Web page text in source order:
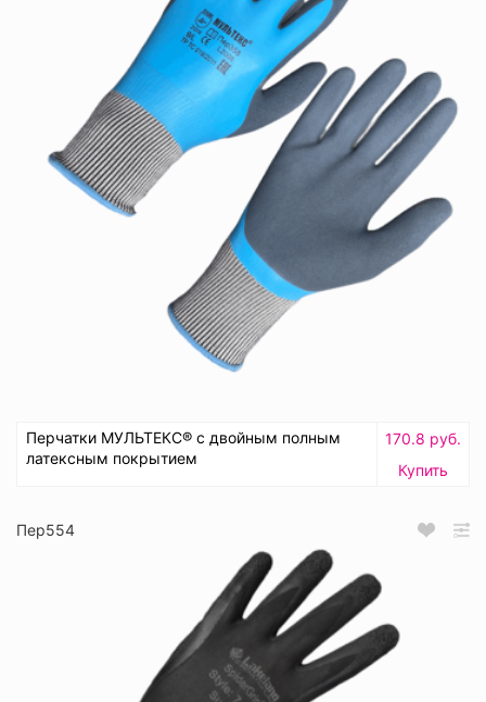
Перчатки МУЛЬТЕКС® с двойным полным
латексным покрытием
170.8 руб.
Купить
Пер554